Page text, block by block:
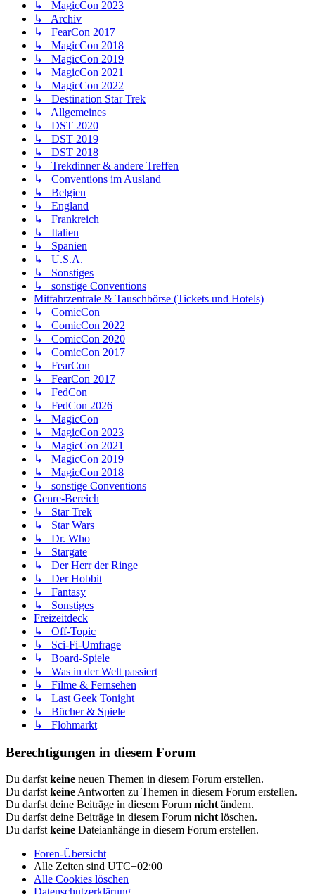
↳ MagicCon 2023
↳ Archiv
↳ FearCon 2017
↳ MagicCon 2018
↳ MagicCon 2019
↳ MagicCon 2021
↳ MagicCon 2022
↳ Destination Star Trek
↳ Allgemeines
↳ DST 2020
↳ DST 2019
↳ DST 2018
↳ Trekdinner & andere Treffen
↳ Conventions im Ausland
↳ Belgien
↳ England
↳ Frankreich
↳ Italien
↳ Spanien
↳ U.S.A.
↳ Sonstiges
↳ sonstige Conventions
Mitfahrzentrale & Tauschbörse (Tickets und Hotels)
↳ ComicCon
↳ ComicCon 2022
↳ ComicCon 2020
↳ ComicCon 2017
↳ FearCon
↳ FearCon 2017
↳ FedCon
↳ FedCon 2026
↳ MagicCon
↳ MagicCon 2023
↳ MagicCon 2021
↳ MagicCon 2019
↳ MagicCon 2018
↳ sonstige Conventions
Genre-Bereich
↳ Star Trek
↳ Star Wars
↳ Dr. Who
↳ Stargate
↳ Der Herr der Ringe
↳ Der Hobbit
↳ Fantasy
↳ Sonstiges
Freizeitdeck
↳ Off-Topic
↳ Sci-Fi-Umfrage
↳ Board-Spiele
↳ Was in der Welt passiert
↳ Filme & Fernsehen
↳ Last Geek Tonight
↳ Bücher & Spiele
↳ Flohmarkt
Berechtigungen in diesem Forum
Du darfst keine neuen Themen in diesem Forum erstellen.
Du darfst keine Antworten zu Themen in diesem Forum erstellen.
Du darfst deine Beiträge in diesem Forum nicht ändern.
Du darfst deine Beiträge in diesem Forum nicht löschen.
Du darfst keine Dateianhänge in diesem Forum erstellen.
Foren-Übersicht
Alle Zeiten sind UTC+02:00
Alle Cookies löschen